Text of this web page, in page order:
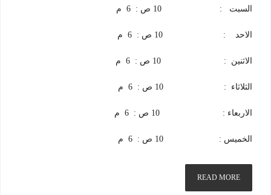
السبت : 10 ص : 6 م
الاحد : 10 ص : 6 م
الاثنين : 10 ص : 6 م
الثلاثاء : 10 ص : 6 م
الاربعاء : 10 ص : 6 م
الخميس : 10 ص : 6 م
READ MORE